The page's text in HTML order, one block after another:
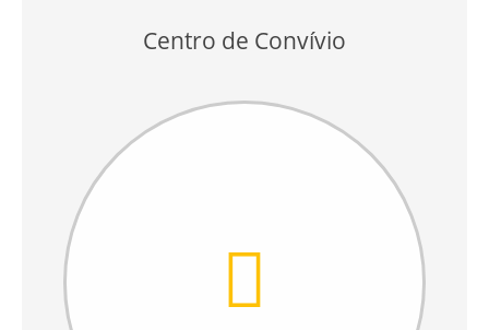
Centro de Convívio